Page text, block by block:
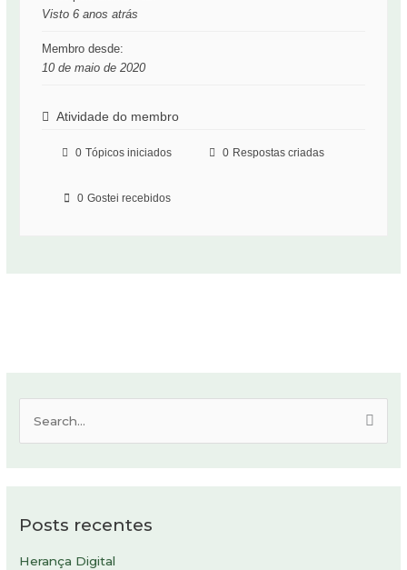
Visto 6 anos atrás
Membro desde:
10 de maio de 2020
Atividade do membro
0 Tópicos iniciados 0 Respostas criadas
0 Gostei recebidos
u
Posts recentes
Herança Digital